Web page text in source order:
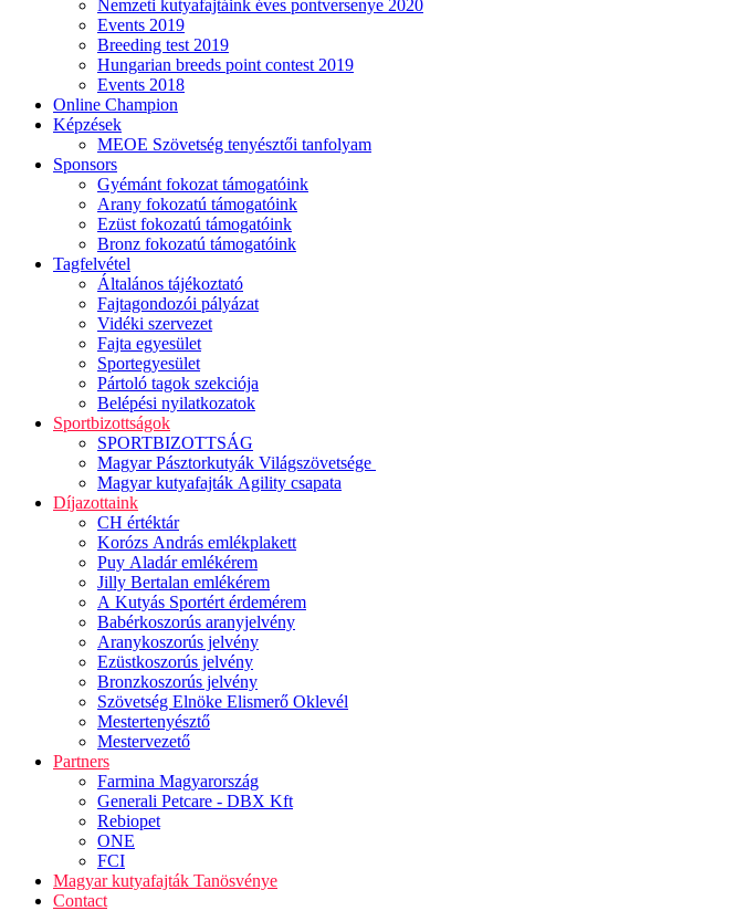
Nemzeti kutyafajtáink éves pontversenye 2020
Events 2019
Breeding test 2019
Hungarian breeds point contest 2019
Events 2018
Online Champion
Képzések
MEOE Szövetség tenyésztői tanfolyam
Sponsors
Gyémánt fokozat támogatóink
Arany fokozatú támogatóink
Ezüst fokozatú támogatóink
Bronz fokozatú támogatóink
Tagfelvétel
Általános tájékoztató
Fajtagondozói pályázat
Vidéki szervezet
Fajta egyesület
Sportegyesület
Pártoló tagok szekciója
Belépési nyilatkozatok
Sportbizottságok
SPORTBIZOTTSÁG
Magyar Pásztorkutyák Világszövetsége
Magyar kutyafajták Agility csapata
Díjazottaink
CH értéktár
Korózs András emlékplakett
Puy Aladár emlékérem
Jilly Bertalan emlékérem
A Kutyás Sportért érdemérem
Babérkoszorús aranyjelvény
Aranykoszorús jelvény
Ezüstkoszorús jelvény
Bronzkoszorús jelvény
Szövetség Elnöke Elismerő Oklevél
Mestertenyésztő
Mestervezető
Partners
Farmina Magyarország
Generali Petcare - DBX Kft
Rebiopet
ONE
FCI
Magyar kutyafajták Tanösvénye
Contact